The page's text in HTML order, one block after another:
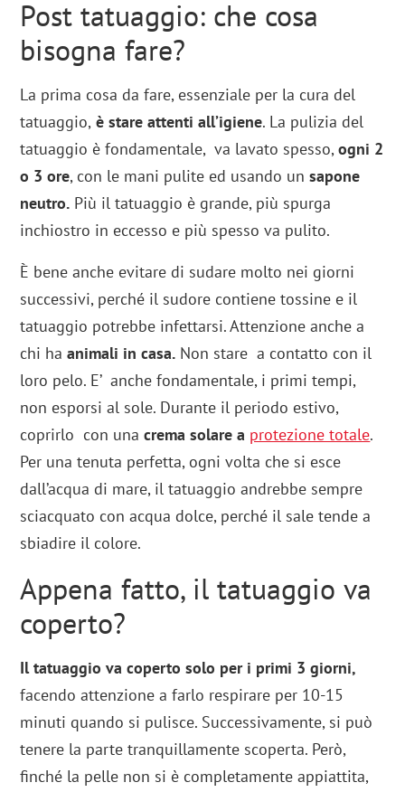
Post tatuaggio: che cosa
bisogna fare?
La prima cosa da fare, essenziale per la cura del
tatuaggio, è stare attenti all’igiene. La pulizia del
tatuaggio è fondamentale, va lavato spesso,ogni 2
o 3 ore, con le mani pulite ed usando unsapone
neutro. Più il tatuaggio è grande, più spurga
inchiostro in eccesso e più spesso va pulito.
È bene anche evitare di sudare molto nei giorni
successivi, perché il sudore contiene tossine e il
tatuaggio potrebbe infettarsi. Attenzione anche a
chi haanimali in casa. Non stare a contatto con il
loro pelo. E’ anche fondamentale, i primi tempi,
non esporsi al sole. Durante il periodo estivo,
coprirlo con unacrema solare a protezione totale.
Per una tenuta perfetta, ogni volta che si esce
dall’acqua di mare, il tatuaggio andrebbe sempre
sciacquato con acqua dolce, perché il sale tende a
sbiadire il colore.
Appena fatto, il tatuaggio va
coperto?
Il tatuaggio va coperto solo per i primi 3 giorni,
facendo attenzione a farlo respirare per 10-15
minuti quando si pulisce. Successivamente, si può
tenere la parte tranquillamente scoperta. Però,
finché la pelle non si è completamente appiattita,